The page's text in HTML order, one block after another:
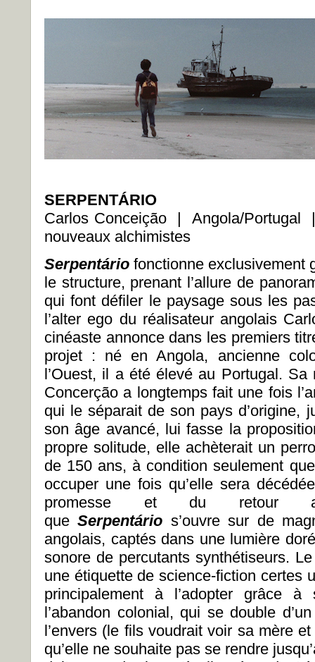
SERPENTÁRIO
Carlos Conceição | Angola/
nouveaux alchimistes
Serpentáriofonctionne exclusivement
le structure, prenant l’allure de
qui font défiler le paysage sous les
l’alter ego du réalisateur angolais
cinéaste annonce dans les premiers
projet : né en Angola, ancienne
l’Ouest, il a été élevé au Portugal.
Concerção a longtemps fait une fois
qui le séparait de son pays d’origine,
son âge avancé, lui fasse la
propre solitude, elle achèterait un
de 150 ans, à condition seulement
occuper une fois qu’elle sera
promesse et du retour
queSerpentário s’ouvre sur de
angolais, captés dans une lumière
sonore de percutants synthétiseurs.
une étiquette de science-fiction certes
principalement à l’adopter grâce
l’abandon colonial, qui se double
l’envers (le fils voudrait voir sa mère
qu’elle ne souhaite pas se rendre